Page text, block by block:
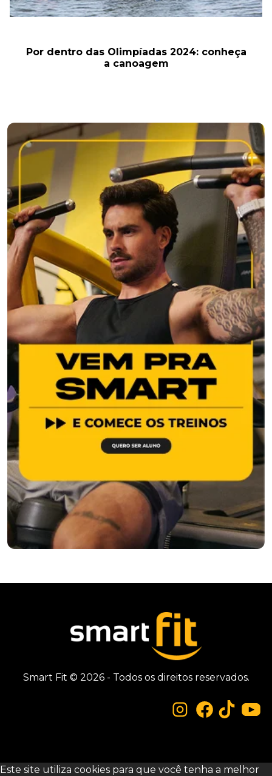
Por dentro das Olimpíadas 2024: conheça
a canoagem
Smart Fit © 2026 - Todos os direitos reservados.
Este site utiliza cookies para que você tenha a melhor